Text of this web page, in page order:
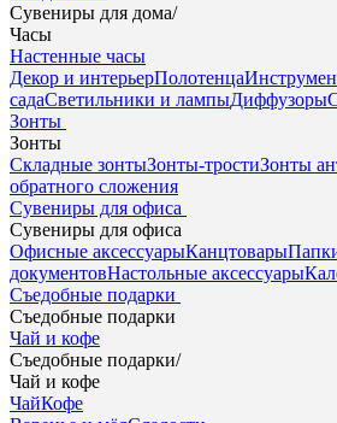
Сувениры для дома/
Часы
Настенные часы
Декор и интерьерПолотенца
садаСветильники и лампыДиффузоры
Зонты
Зонты
Складные зонтыЗонты-тростиЗонты
обратного сложения
Сувениры для офиса
Сувениры для офиса
Офисные аксессуарыКанцтовары
документовНастольные аксессуары
Съедобные подарки
Съедобные подарки
Чай и кофе
Съедобные подарки/
Чай и кофе
ЧайКофе